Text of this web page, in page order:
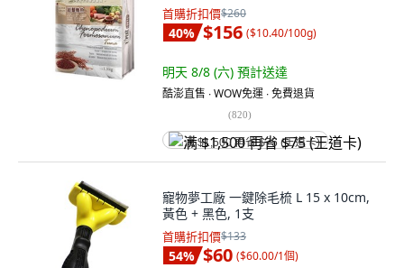
首購折扣價$260
40% $156 ($10.40/100g)
明天 8/8 (六) 預計送達
酷澎直售 ∙ WOW免運 ∙ 免費退貨
(820)
满 $1,500 再省 $75 (王道卡)
寵物夢工廠 一鍵除毛梳 L 15 x 10cm,
黃色 + 黑色, 1支
首購折扣價$133
54% $60 ($60.00/1個)